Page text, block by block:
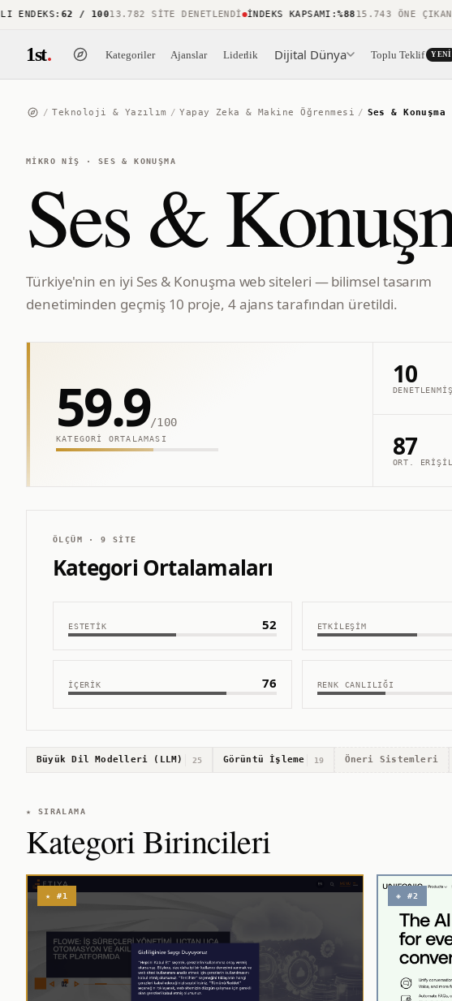
:62 / 100 13.782 SITE DENETLENDI İNDEKS KAPSAMI:%8815.743 ÖNE ÇIKAN
1st. Kategoriler Ajanslar Liderlik Dijital Dünya Toplu Teklif YENI
/ Teknoloji & Yazılım / Yapay Zeka & Makine Öğrenmesi / Ses & Konuşma
MIKRO NIŞ · SES & KONUŞMA
Ses &
Türkiye'nin en iyi Ses & Konuşma web siteleri — bilimsel tasarım
denetiminden geçmiş 10 proje, 4 ajans tarafından üretildi.
59.9/100
KATEGORI ORTALAMASI
10
87
ORT.
ÖLÇÜM ·9 SITE
Kategori Ortalamaları
ESTETIK 52 ETKILEŞIM
İÇERIK 76 RENK CANLILIĞI
Büyük Dil Modelleri (LLM) 25 Görüntü İşleme 19 Öneri Sistemleri
★ SIRALAMA
Kategori Birincileri
★ #1 ◈ #2